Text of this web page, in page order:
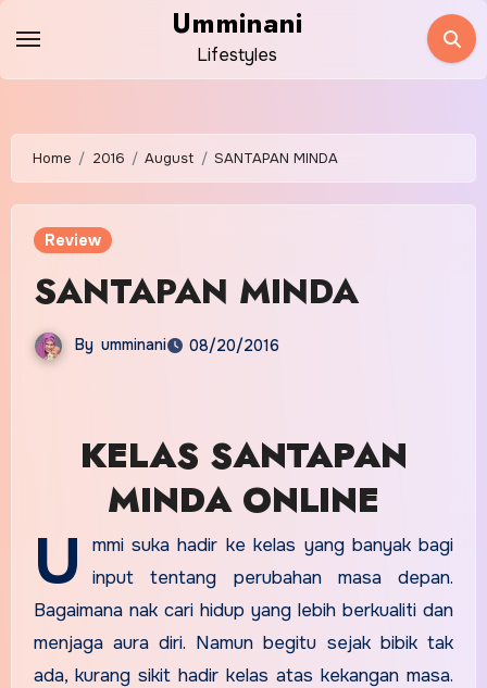
content
Umminani
Lifestyles
Home 2016 August SANTAPAN MINDA
Review
SANTAPAN MINDA
By umminani 08/20/2016
KELAS SANTAPAN
MINDA ONLINE
U
mmi suka hadir ke kelas yang banyak bagi
input tentang perubahan masa depan.
Bagaimana nak cari hidup yang lebih berkualiti dan
menjaga aura diri. Namun begitu sejak bibik tak
ada, kurang sikit hadir kelas atas kekangan masa.